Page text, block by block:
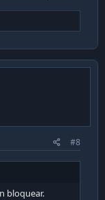
#8
bloquear.